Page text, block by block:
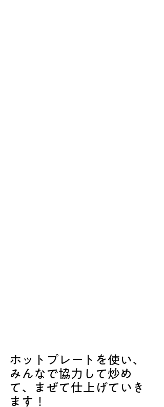
ホットプレートを使い、
みんなで協力して炒め
て、まぜて仕上げていき
ます！